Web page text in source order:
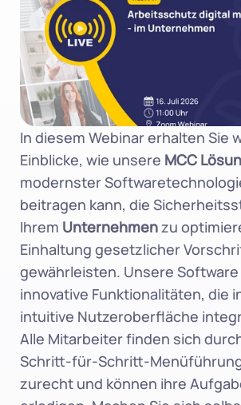
In diesem Webinar erhalten Sie
Einblicke, wie unsere MCC
modernster
beitragen kann, die
Ihrem Unternehmen zu
Einhaltung gesetzlicher
gewährleisten. Unsere
innovative Funktionalitäten, die
intuitive Nutzeroberfläche
Alle Mitarbeiter finden sich
Schritt-für-Schritt-
zurecht und können ihre